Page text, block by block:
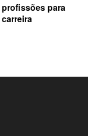
para